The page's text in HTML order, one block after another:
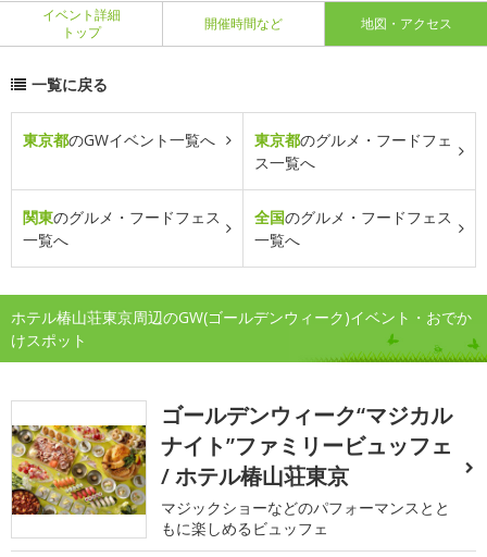
イベント詳細
トップ
開催時間など 地図・アクセス
一覧に戻る
東京都のGWイベント一覧へ 東京都のグルメ・フードフェ
ス一覧へ
関東のグルメ・フードフェス
一覧へ
全国のグルメ・フードフェス
一覧へ
ホテル椿山荘東京周辺のGW(ゴールデンウィーク)イベント・おでか
けスポット
ゴールデンウィーク“マジカル
ナイト”ファミリービュッフェ
/ ホテル椿山荘東京
マジックショーなどのパフォーマンスとと
もに楽しめるビュッフェ